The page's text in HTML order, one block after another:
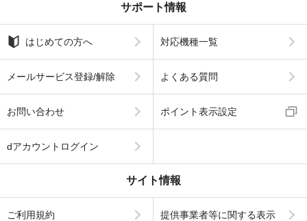
サポート情報
はじめての方へ 対応機種一覧
メールサービス登録/解除 よくある質問
お問い合わせ ポイント表示設定
dアカウントログイン
サイト情報
ご利用規約 提供事業者等に関する表示